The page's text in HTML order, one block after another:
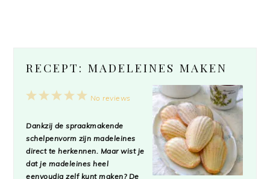
RECEPT: MADELEINES MAKEN
5
4
3
2
1
No reviews
Dankzij de spraakmakende
schelpenvorm zijn madeleines
direct te herkennen. Maar wist je
dat je madeleines heel
eenvoudig zelf kunt maken? De